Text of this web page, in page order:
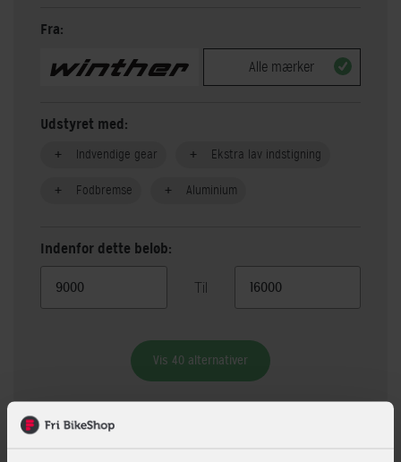
Fra:
Alle mærker
Udstyret med:
Indvendige gear Ekstra lav indstigning
Fodbremse Aluminium
Indenfor dette beløb:
Til
Vis 40 alternativer
Beskrivelse